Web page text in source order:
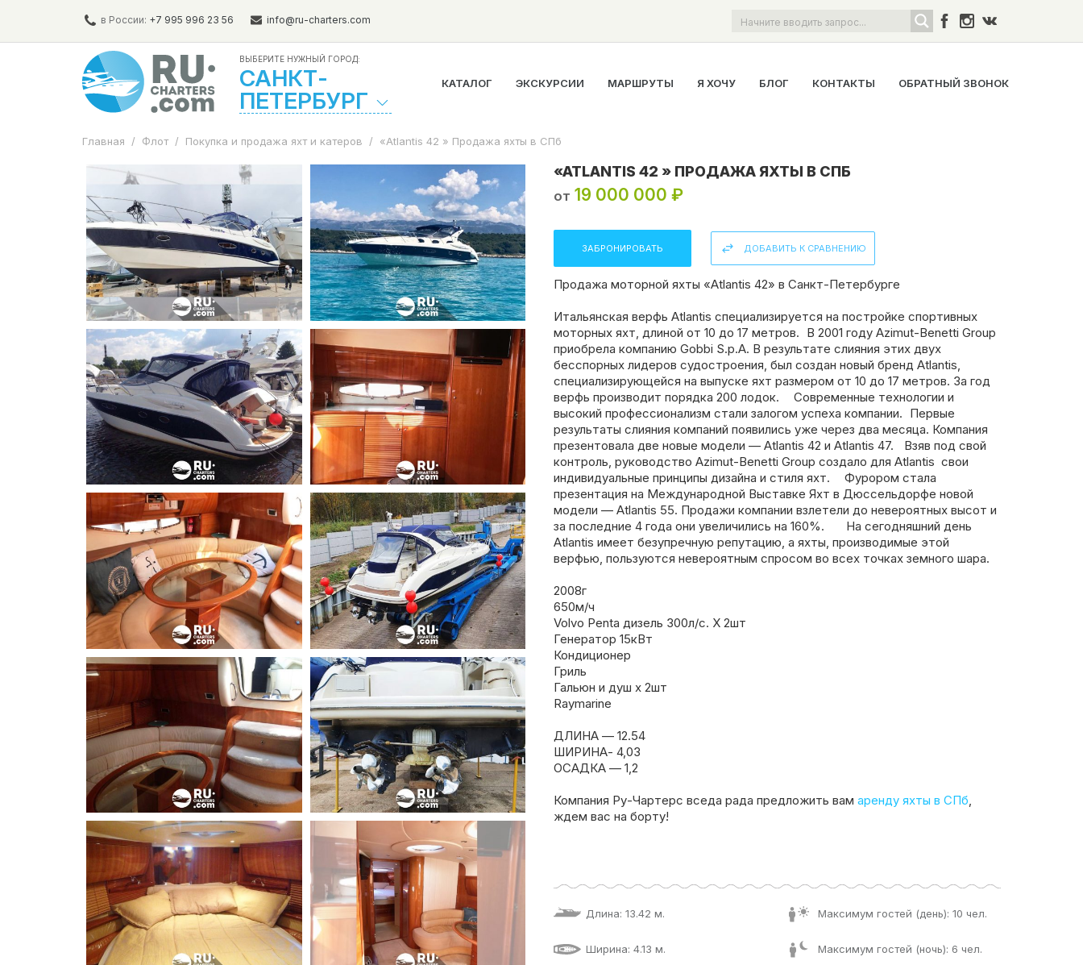
в России: +7 995 996 23 56 info@ru-charters.com
ВЫБЕРИТЕ НУЖНЫЙ ГОРОД:
САНКТ-
ПЕТЕРБУРГ
КАТАЛОГ ЭКСКУРСИИ МАРШРУТЫ Я ХОЧУ БЛОГ КОНТАКТЫ ОБРАТНЫЙ ЗВОНОК
Главная / Флот / Покупка и продажа яхт и катеров / «Atlantis 42 » Продажа яхты в СПб
«ATLANTIS 42 » ПРОДАЖА ЯХТЫ В СПБ
от 19 000 000 ₽
ЗАБРОНИРОВАТЬ ДОБАВИТЬ К СРАВНЕНИЮ
Продажа моторной яхты «Atlantis 42» в Санкт-Петербурге
Итальянская верфь Atlantis специализируется на постройке спортивных
моторных яхт, длиной от 10 до 17 метров. В 2001 году Azimut-Benetti Group
приобрела компанию Gobbi S.p.A. В результате слияния этих двух
бесспорных лидеров судостроения, был создан новый бренд Atlantis,
специализирующейся на выпуске яхт размером от 10 до 17 метров. За год
верфь производит порядка 200 лодок. Современные технологии и
высокий профессионализм стали залогом успеха компании. Первые
результаты слияния компаний появились уже через два месяца. Компания
презентовала две новые модели — Atlantis 42 и Atlantis 47. Взяв под свой
контроль, руководство Azimut-Benetti Group создало для Atlantis свои
индивидуальные принципы дизайна и стиля яхт. Фурором стала
презентация на Международной Выставке Яхт в Дюссельдорфе новой
модели — Atlantis 55. Продажи компании взлетели до невероятных высот и
за последние 4 года они увеличились на 160%. На сегодняшний день
Atlantis имеет безупречную репутацию, а яхты, производимые этой
верфью, пользуются невероятным спросом во всех точках земного шара.
2008г
650м/ч
Volvo Penta дизель 300л/с. Х 2шт
Генератор 15кВт
Кондиционер
Гриль
Гальюн и душ х 2шт
Raymarine
ДЛИНА — 12.54
ШИРИНА- 4,03
ОСАДКА — 1,2
Компания Ру-Чартерс вседа рада предложить вам аренду яхты в СПб,
ждем вас на борту!
Длина: 13.42 м.
Ширина: 4.13 м.
Максимум гостей (день): 10 чел.
Максимум гостей (ночь): 6 чел.